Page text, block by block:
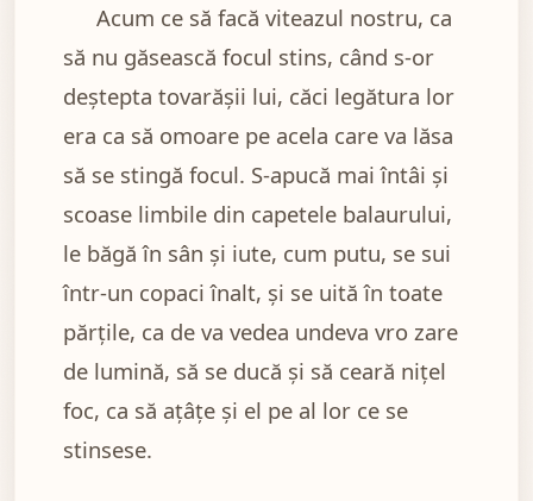
Acum ce să facă viteazul nostru, ca
să nu găsească focul stins, când s-or
deştepta tovarăşii lui, căci legătura lor
era ca să omoare pe acela care va lăsa
să se stingă focul. S-apucă mai întâi şi
scoase limbile din capetele balaurului,
le băgă în sân şi iute, cum putu, se sui
într-un copaci înalt, şi se uită în toate
părţile, ca de va vedea undeva vro zare
de lumină, să se ducă şi să ceară niţel
foc, ca să aţâţe şi el pe al lor ce se
stinsese.